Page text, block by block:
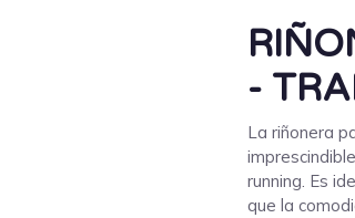
-
La riñonera
running. Es
que la